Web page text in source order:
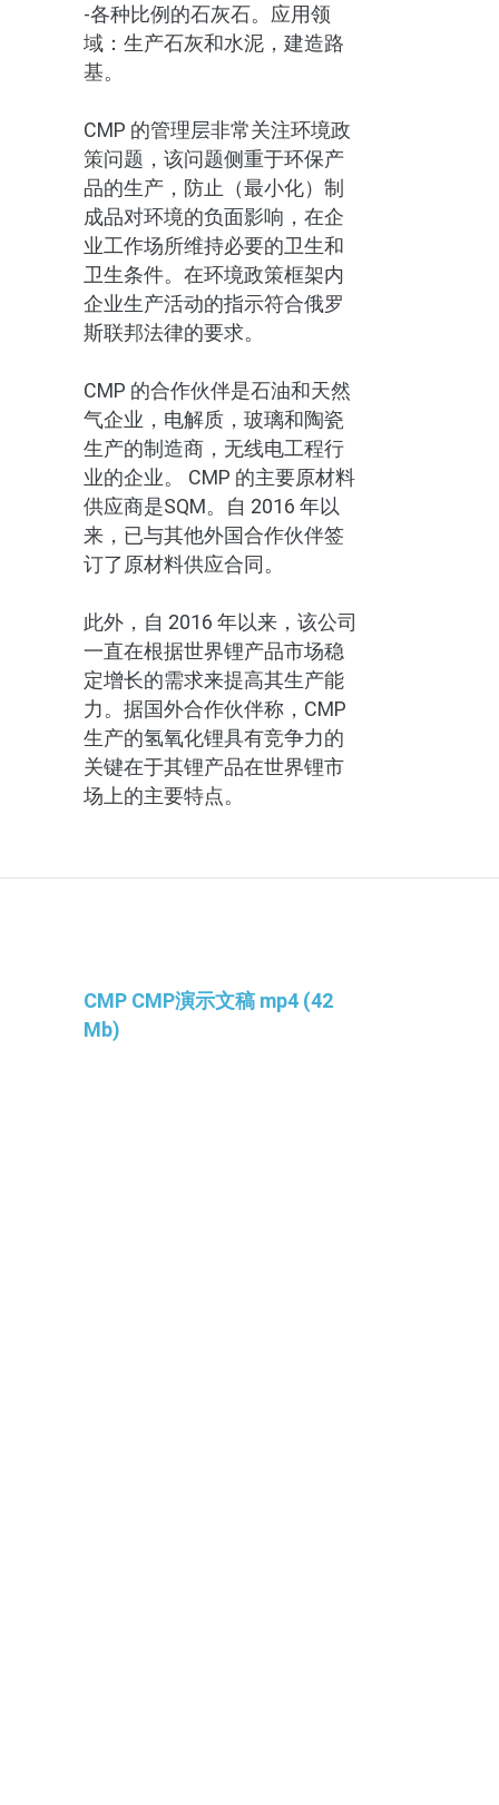
-各种比例的石灰石。应用领
域：生产石灰和水泥，建造路
基。
CMP 的管理层非常关注环境政
策问题，该问题侧重于环保产
品的生产，防止（最小化）制
成品对环境的负面影响，在企
业工作场所维持必要的卫生和
卫生条件。在环境政策框架内
企业生产活动的指示符合俄罗
斯联邦法律的要求。
CMP 的合作伙伴是石油和天然
气企业，电解质，玻璃和陶瓷
生产的制造商，无线电工程行
业的企业。 CMP 的主要原材料
供应商是SQM。自 2016 年以
来，已与其他外国合作伙伴签
订了原材料供应合同。
此外，自 2016 年以来，该公司
一直在根据世界锂产品市场稳
定增长的需求来提高其生产能
力。据国外合作伙伴称，CMP
生产的氢氧化锂具有竞争力的
关键在于其锂产品在世界锂市
场上的主要特点。
CMP CMP演示文稿 mp4 (42
Mb)